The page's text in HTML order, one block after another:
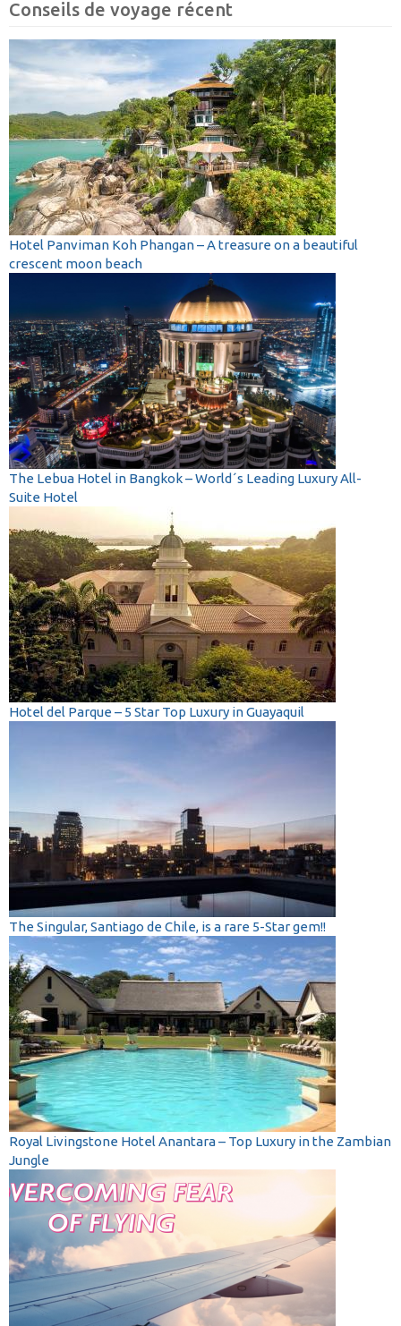
Conseils de voyage récent
Hotel Panviman Koh Phangan – A treasure on a beautiful
crescent moon beach
The Lebua Hotel in Bangkok – World´s Leading Luxury All-
Suite Hotel
Hotel del Parque – 5 Star Top Luxury in Guayaquil
The Singular, Santiago de Chile, is a rare 5-Star gem!!
Royal Livingstone Hotel Anantara – Top Luxury in the Zambian
Jungle